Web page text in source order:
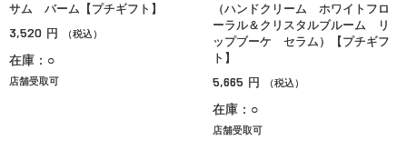
サム バーム【プチギフト】
3,520 円 （税込）
在庫：○
店舗受取可
（ハンドクリーム ホワイトフロ
ーラル＆クリスタルブルーム リ
ップブーケ セラム）【プチギフ
ト】
5,665 円 （税込）
在庫：○
店舗受取可